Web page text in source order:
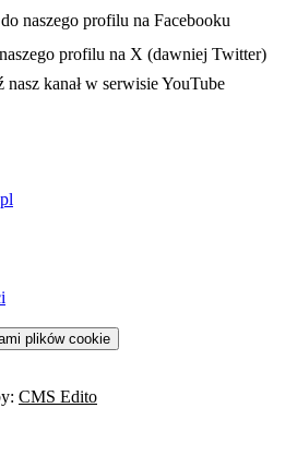
się w nowej karcie
naszego profilu na Facebooku
karcie profilu na X (dawniej Twitter)
się w nowej karcie
nasz kanał w serwisie YouTube
plików cookie
CMS Edito